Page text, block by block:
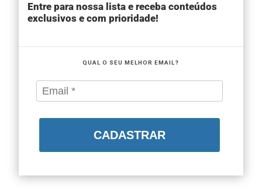
Entre para nossa lista e receba conteúdos
exclusivos e com prioridade!
QUAL O SEU MELHOR EMAIL?
CADASTRAR